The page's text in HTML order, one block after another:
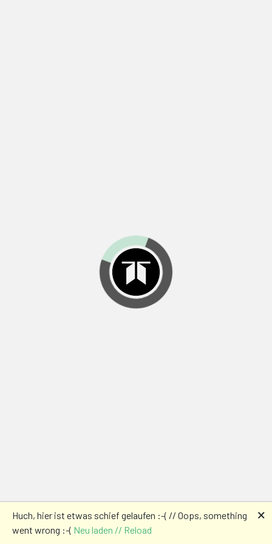
Huch, hier ist etwas schief gelaufen :-( // Oops, something
went wrong :-( Neu laden // Reload
🗙